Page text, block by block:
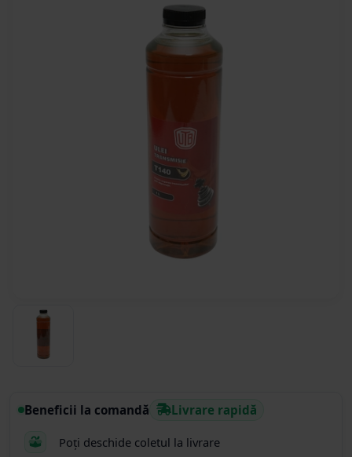
Beneficii la comandă Livrare rapidă
Poți deschide coletul la livrare